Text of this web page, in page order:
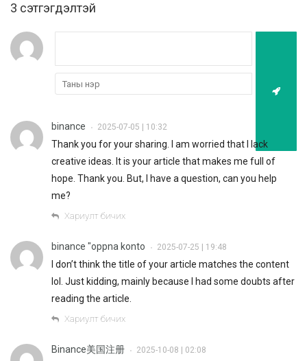
3 cэтгэгдэлтэй
binance • 2025-07-05 | 10:32
Thank you for your sharing. I am worried that I lack
creative ideas. It is your article that makes me full of
hope. Thank you. But, I have a question, can you help
me?
Хариулт бичих
binance "oppna konto • 2025-07-25 | 19:48
I don’t think the title of your article matches the content
lol. Just kidding, mainly because I had some doubts after
reading the article.
Хариулт бичих
Binance美国注册 • 2025-10-08 | 02:08